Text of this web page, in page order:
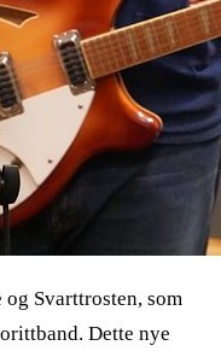
Svarttrosten, som
Dette nye